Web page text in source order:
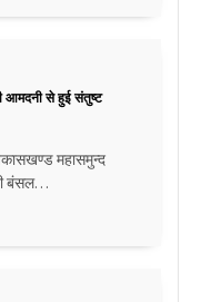
आमदनी से हुई संतुष्ट
महासमुन्द
बंसल…